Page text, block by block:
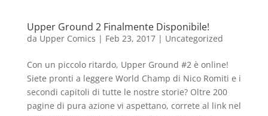
Upper Ground 2 Finalmente Disponibile!
da Upper Comics | Feb 23, 2017| Uncategorized
Con un piccolo ritardo, Upper Ground #2 è online!
Siete pronti a leggere World Champ di Nico Romiti e i
secondi capitoli di tutte le nostre storie? Oltre 200
pagine di pura azione vi aspettano, correte al link nel